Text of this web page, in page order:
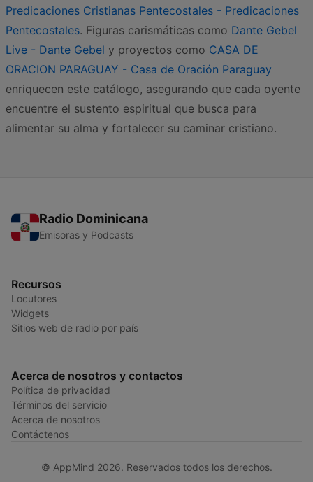
Predicaciones Cristianas Pentecostales - Predicaciones
Pentecostales. Figuras carismáticas como Dante Gebel
Live - Dante Gebel y proyectos como CASA DE
ORACION PARAGUAY - Casa de Oración Paraguay
enriquecen este catálogo, asegurando que cada oyente
encuentre el sustento espiritual que busca para
alimentar su alma y fortalecer su caminar cristiano.
Radio Dominicana
Emisoras y Podcasts
Recursos
Locutores
Widgets
Sitios web de radio por país
Acerca de nosotros y contactos
Política de privacidad
Términos del servicio
Acerca de nosotros
Contáctenos
© AppMind 2026. Reservados todos los derechos.